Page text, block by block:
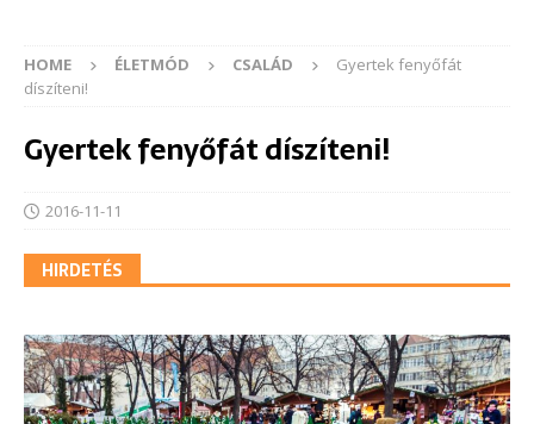
HOME ÉLETMÓD CSALÁD
Gyertek fenyőfát
díszíteni!
Gyertek fenyőfát díszíteni!
2016-11-11
HIRDETÉS